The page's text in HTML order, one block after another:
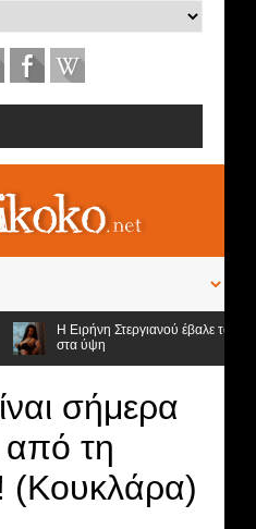
Η Ειρήνη Στεργιανού έβαλε τα... μαύρα
στα ύψη
σήμερα
τη
(Κουκλάρα)